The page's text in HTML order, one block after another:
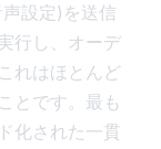
設定)を送信
行し、オーデ
れはほとんど
とです。最も
化された一貫